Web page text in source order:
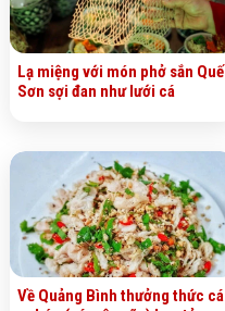
Lạ miệng với món phở sắn Quế
Sơn sợi đan như lưới cá
Về Quảng Bình thưởng thức cá